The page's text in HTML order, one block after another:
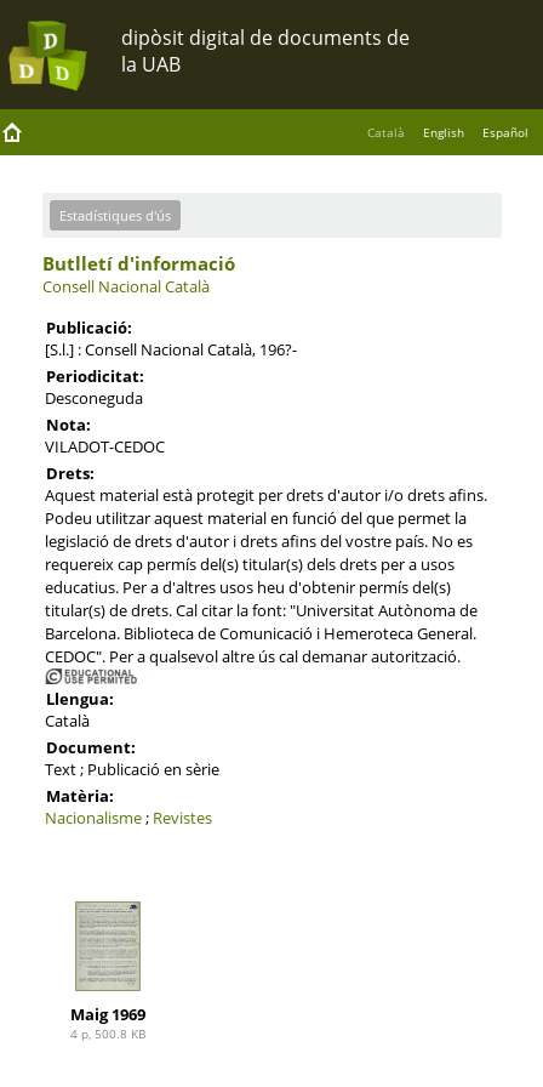
Català English Español
Estadístiques d'ús
Butlletí d'informació
Consell Nacional Català
Publicació:
[S.l.] : Consell Nacional Català, 196?-
Periodicitat:
Desconeguda
Nota:
VILADOT-CEDOC
Drets:
Aquest material està protegit per drets d'autor i/o drets afins.
Podeu utilitzar aquest material en funció del que permet la
legislació de drets d'autor i drets afins del vostre país. No es
requereix cap permís del(s) titular(s) dels drets per a usos
educatius. Per a d'altres usos heu d'obtenir permís del(s)
titular(s) de drets. Cal citar la font: "Universitat Autònoma de
Barcelona. Biblioteca de Comunicació i Hemeroteca General.
CEDOC". Per a qualsevol altre ús cal demanar autorització.
Llengua:
Català
Document:
Text ; Publicació en sèrie
Matèria:
Nacionalisme; Revistes
Maig 1969
4 p, 500.8 KB